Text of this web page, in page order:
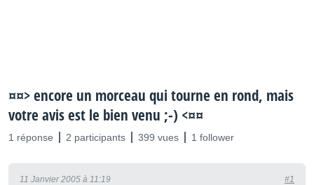
¤¤> encore un morceau qui tourne en rond, mais
votre avis est le bien venu ;-) <¤¤
1 réponse 2 participants 399 vues 1 follower
11 Janvier 2005 à 11:19 #1